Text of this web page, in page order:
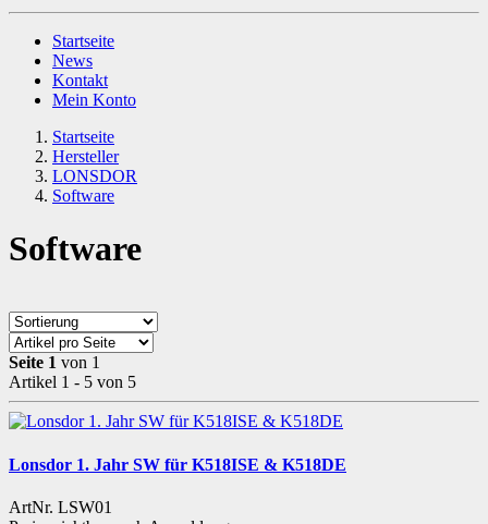
Startseite
News
Kontakt
Mein Konto
Startseite
Hersteller
LONSDOR
Software
Software
Seite 1 von 1
Artikel 1 - 5 von 5
Lonsdor 1. Jahr SW für K518ISE & K518DE
ArtNr. LSW01